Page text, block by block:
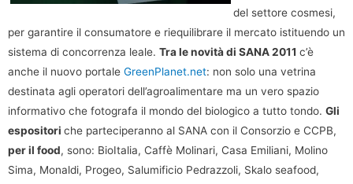
del settore cosmesi,
per garantire il consumatore e riequilibrare il mercato istituendo un
sistema di concorrenza leale. Tra le novità di SANA 2011 c’è
anche il nuovo portale GreenPlanet.net: non solo una vetrina
destinata agli operatori dell’agroalimentare ma un vero spazio
informativo che fotografa il mondo del biologico a tutto tondo. Gli
espositori che parteciperanno al SANA con il Consorzio e CCPB,
per il food, sono: BioItalia, Caffè Molinari, Casa Emiliani, Molino
Sima, Monaldi, Progeo, Salumificio Pedrazzoli, Skalo seafood,